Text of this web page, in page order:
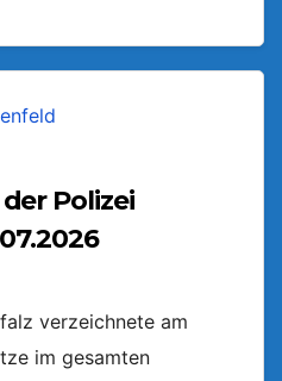
Polizei
verzeichnete am
im gesamten